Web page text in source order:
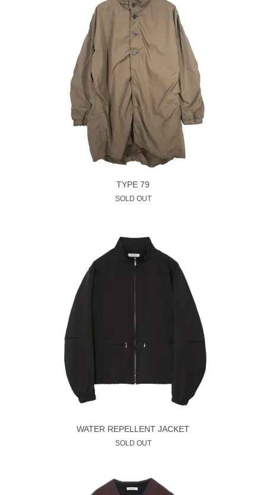
TYPE 79
SOLD OUT
WATER REPELLENT JACKET
SOLD OUT